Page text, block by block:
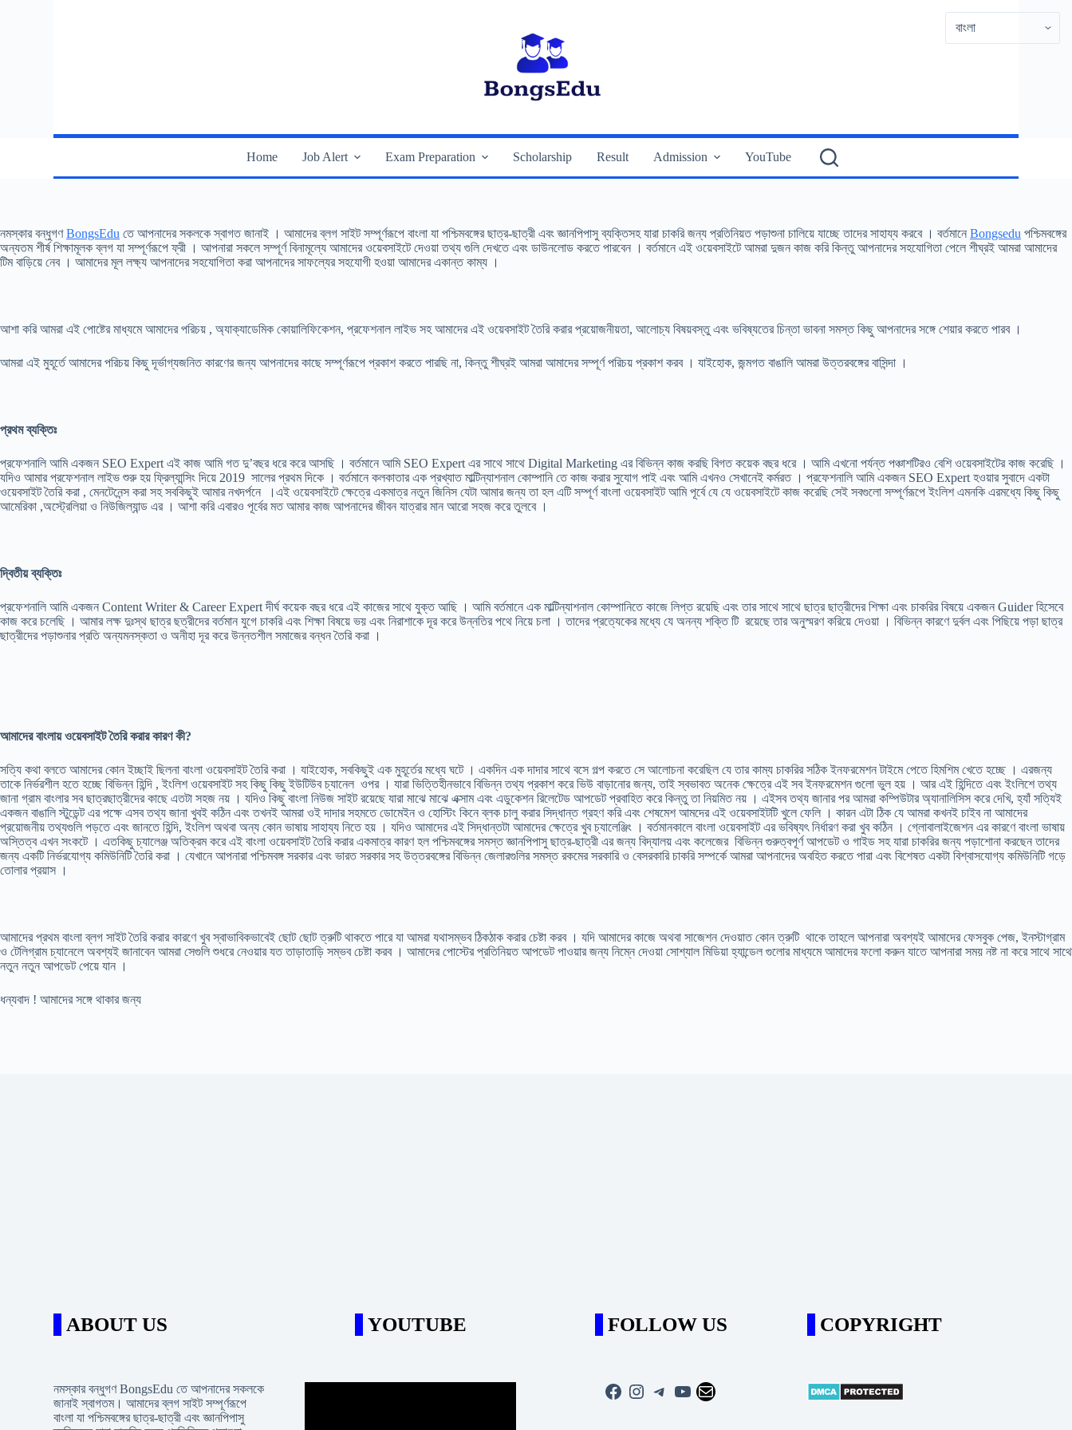
Home Job Alert Exam Preparation Scholarship Result Admission YouTube
নমস্কার বন্ধুগণBongsEdu তে আপনাদের সকলকে স্বাগত জানাই । আমাদের ব্লগ সাইট সম্পূর্ণরূপে বাংলা যা পশ্চিমবঙ্গের ছাত্র-ছাত্রী এবং জ্ঞানপিপাসু ব্যক্তিসহ যারা চাকরি জন্য প্রতিনিয়ত পড়াশুনা চালিয়ে যাচ্ছে তাদের সাহায্য করবে । বর্তমানে Bongsedu পশ্চিমবঙ্গের
অন্যতম শীর্ষ শিক্ষামূলক ব্লগ যা সম্পূর্ণরূপে ফ্রী । আপনারা সকলে সম্পূর্ণ বিনামূল্যে আমাদের ওয়েবসাইটে দেওয়া তথ্য গুলি দেখতে এবং ডাউনলোড করতে পারবেন । বর্তমানে এই ওয়েবসাইটে আমরা দুজন কাজ করি কিন্তু আপনাদের সহযোগিতা পেলে শীঘ্রই আমরা আমাদের
টিম বাড়িয়ে নেব । আমাদের মূল লক্ষ্য আপনাদের সহযোগিতা করা আপনাদের সাফল্যের সহযোগী হওয়া আমাদের একান্ত কাম্য ।
আশা করি আমরা এই পোষ্টের মাধ্যমে আমাদের পরিচয় , অ্যাক্যাডেমিক কোয়ালিফিকেশন, প্রফেশনাল লাইভ সহ আমাদের এই ওয়েবসাইট তৈরি করার প্রয়োজনীয়তা, আলোচ্য বিষয়বস্তু এবং ভবিষ্যতের চিন্তা ভাবনা সমস্ত কিছু আপনাদের সঙ্গে শেয়ার করতে পারব ।
আমরা এই মুহূর্তে আমাদের পরিচয় কিছু দূর্ভাগ্যজনিত কারণের জন্য আপনাদের কাছে সম্পূর্ণরূপে প্রকাশ করতে পারছি না, কিন্তু শীঘ্রই আমরা আমাদের সম্পূর্ণ পরিচয় প্রকাশ করব । যাইহোক, জন্মগত বাঙালি আমরা উত্তরবঙ্গের বাসিন্দা ।
প্রথম ব্যক্তিঃ
প্রফেশনালি আমি একজন SEO Expert এই কাজ আমি গত দু’বছর ধরে করে আসছি । বর্তমানে আমি SEO Expert এর সাথে সাথে Digital Marketing এর বিভিন্ন কাজ করছি বিগত কয়েক বছর ধরে । আমি এখনো পর্যন্ত পঞ্চাশটিরও বেশি ওয়েবসাইটের কাজ করেছি ।
যদিও আমার প্রফেশনাল লাইভ শুরু হয় ফ্রিল্যান্সিং দিয়ে 2019 সালের প্রথম দিকে । বর্তমানে কলকাতার এক প্রখ্যাত মাল্টিন্যাশনাল কোম্পানি তে কাজ করার সুযোগ পাই এবং আমি এখনও সেখানেই কর্মরত । প্রফেশনালি আমি একজন SEO Expert হওয়ার সুবাদে একটা
ওয়েবসাইট তৈরি করা , মেনটেনেন্স করা সহ সবকিছুই আমার নখদর্পনে ।এই ওয়েবসাইটে ক্ষেত্রে একমাত্র নতুন জিনিস যেটা আমার জন্য তা হল এটি সম্পূর্ণ বাংলা ওয়েবসাইট আমি পূর্বে যে যে ওয়েবসাইটে কাজ করেছি সেই সবগুলো সম্পূর্ণরূপে ইংলিশ এমনকি এরমধ্যে কিছু কিছু
আমেরিকা ,অস্ট্রেলিয়া ও নিউজিল্যান্ড এর । আশা করি এবারও পূর্বের মত আমার কাজ আপনাদের জীবন যাত্রার মান আরো সহজ করে তুলবে ।
দ্বিতীয় ব্যক্তিঃ
প্রফেশনালি আমি একজন Content Writer & Career Expert দীর্ঘ কয়েক বছর ধরে এই কাজের সাথে যুক্ত আছি । আমি বর্তমানে এক মাল্টিন্যাশনাল কোম্পানিতে কাজে লিপ্ত রয়েছি এবং তার সাথে সাথে ছাত্র ছাত্রীদের শিক্ষা এবং চাকরির বিষয়ে একজন Guider হিসেবে
কাজ করে চলেছি । আমার লক্ষ দুঃস্থ ছাত্র ছত্রীদের বর্তমান যুগে চাকরি এবং শিক্ষা বিষয়ে ভয় এবং নিরাশাকে দূর করে উন্নতির পথে নিয়ে চলা । তাদের প্রত্যেকের মধ্যে যে অনন্য শক্তি টি রয়েছে তার অনুস্মরণ করিয়ে দেওয়া । বিভিন্ন কারণে দুর্বল এবং পিছিয়ে পড়া ছাত্র
ছাত্রীদের পড়াশুনার প্রতি অন্যমনস্কতা ও অনীহা দূর করে উন্নতশীল সমাজের বন্ধন তৈরি করা ।
আমাদের বাংলায় ওয়েবসাইট তৈরি করার কারণ কী?
সত্যি কথা বলতে আমাদের কোন ইচ্ছাই ছিলনা বাংলা ওয়েবসাইট তৈরি করা । যাইহোক, সবকিছুই এক মুহূর্তের মধ্যে ঘটে । একদিন এক দাদার সাথে বসে গল্প করতে সে আলোচনা করেছিল যে তার কাম্য চাকরির সঠিক ইনফরমেশন টাইমে পেতে হিমশিম খেতে হচ্ছে । এরজন্য
তাকে নির্ভরশীল হতে হচ্ছে বিভিন্ন হিন্দি , ইংলিশ ওয়েবসাইট সহ কিছু কিছু ইউটিউব চ্যানেল ওপর । যারা ভিত্তিহীনভাবে বিভিন্ন তথ্য প্রকাশ করে ভিউ বাড়ানোর জন্য, তাই স্বভাবত অনেক ক্ষেত্রে এই সব ইনফরমেশন গুলো ভুল হয় । আর এই হিন্দিতে এবং ইংলিশে তথ্য
জানা গ্রাম বাংলার সব ছাত্রছাত্রীদের কাছে এতটা সহজ নয় । যদিও কিছু বাংলা নিউজ সাইট রয়েছে যারা মাঝে মাঝে এক্সাম এবং এডুকেশন রিলেটেড আপডেট প্রবাহিত করে কিন্তু তা নিয়মিত নয় । এইসব তথ্য জানার পর আমরা কম্পিউটার অ্যানালিসিস করে দেখি, হ্যাঁ সত্যিই
একজন বাঙালি স্টুডেন্ট এর পক্ষে এসব তথ্য জানা খুবই কঠিন এবং তখনই আমরা ওই দাদার সহমতে ডোমেইন ও হোস্টিং কিনে ব্লক চালু করার সিদ্ধান্ত গ্রহণ করি এবং শেষমেশ আমদের এই ওয়েবসাইটটি খুলে ফেলি । কারন এটা ঠিক যে আমরা কখনই চাইব না আমাদের
প্রয়োজনীয় তথ্যগুলি পড়তে এবং জানতে হিন্দি, ইংলিশ অথবা অন্য কোন ভাষায় সাহায্য নিতে হয় । যদিও আমাদের এই সিদ্ধান্তটা আমাদের ক্ষেত্রে খুব চ্যালেঞ্জিং । বর্তমানকালে বাংলা ওয়েবসাইট এর ভবিষ্যৎ নির্ধারণ করা খুব কঠিন । গ্লোবালাইজেশন এর কারণে বাংলা ভাষায়
অস্তিত্ব এখন সংকটে । এতকিছু চ্যালেঞ্জ অতিক্রম করে এই বাংলা ওয়েবসাইট তৈরি করার একমাত্র কারণ হল পশ্চিমবঙ্গের সমস্ত জ্ঞানপিপাসু ছাত্র-ছাত্রী এর জন্য বিদ্যালয় এবং কলেজের বিভিন্ন গুরুত্বপূর্ণ আপডেট ও গাইড সহ যারা চাকরির জন্য পড়াশোনা করছেন তাদের
জন্য একটি নির্ভরযোগ্য কমিউনিটি তৈরি করা । যেখানে আপনারা পশ্চিমবঙ্গ সরকার এবং ভারত সরকার সহ উত্তরবঙ্গের বিভিন্ন জেলারগুলির সমস্ত রকমের সরকারি ও বেসরকারি চাকরি সম্পর্কে আমরা আপনাদের অবহিত করতে পারা এবং বিশেষত একটা বিশ্বাসযোগ্য কমিউনিটি গড়ে
তোলার প্রয়াস ।
আমাদের প্রথম বাংলা ব্লগ সাইট তৈরি করার কারণে খুব স্বাভাবিকভাবেই ছোট ছোট ত্রুটি থাকতে পারে যা আমরা যথাসম্ভব ঠিকঠাক করার চেষ্টা করব । যদি আমাদের কাজে অথবা সাজেশন দেওয়াত কোন ত্রুটি থাকে তাহলে আপনারা অবশ্যই আমাদের ফেসবুক পেজ, ইনস্টাগ্রাম
ও টেলিগ্রাম চ্যানেলে অবশ্যই জানাবেন আমরা সেগুলি শুধরে নেওয়ার যত তাড়াতাড়ি সম্ভব চেষ্টা করব । আমাদের পোস্টের প্রতিনিয়ত আপডেট পাওয়ার জন্য নিম্নে দেওয়া সোশ্যাল মিডিয়া হ্যান্ডেল গুলোর মাধ্যমে আমাদের ফলো করুন যাতে আপনারা সময় নষ্ট না করে সাথে সাথে
নতুন নতুন আপডেট পেয়ে যান ।
ধন্যবাদ ! আমাদের সঙ্গে থাকার জন্য
ABOUT US
নমস্কার বন্ধুগণ BongsEdu তে আপনাদের সকলকে
জানাই স্বাগতম। আমাদের ব্লগ সাইট সম্পূর্ণরূপে
বাংলা যা পশ্চিমবঙ্গের ছাত্র-ছাত্রী এবং জ্ঞানপিপাসু
YOUTUBE FOLLOW US
Facebook
Instagram
Telegram
YouTube
Mail
COPYRIGHT